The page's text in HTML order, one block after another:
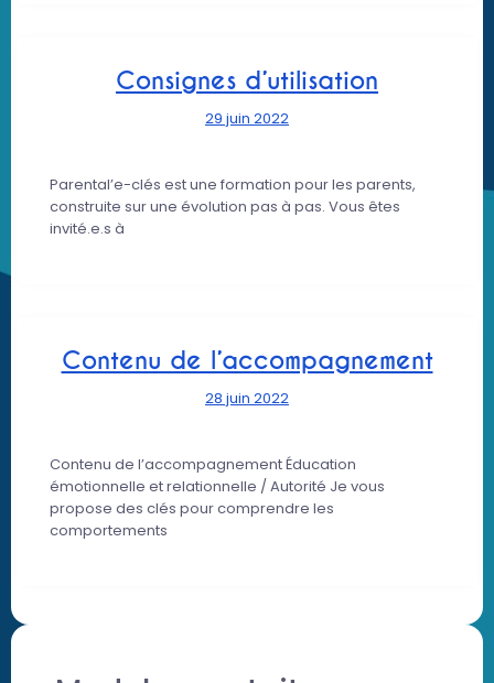
Consignes d’utilisation
29 juin 2022
Parental’e-clés est une formation pour les parents,
construite sur une évolution pas à pas. Vous êtes
invité.e.s à
Contenu de l’accompagnement
28 juin 2022
Contenu de l’accompagnement Éducation
émotionnelle et relationnelle / Autorité Je vous
propose des clés pour comprendre les
comportements